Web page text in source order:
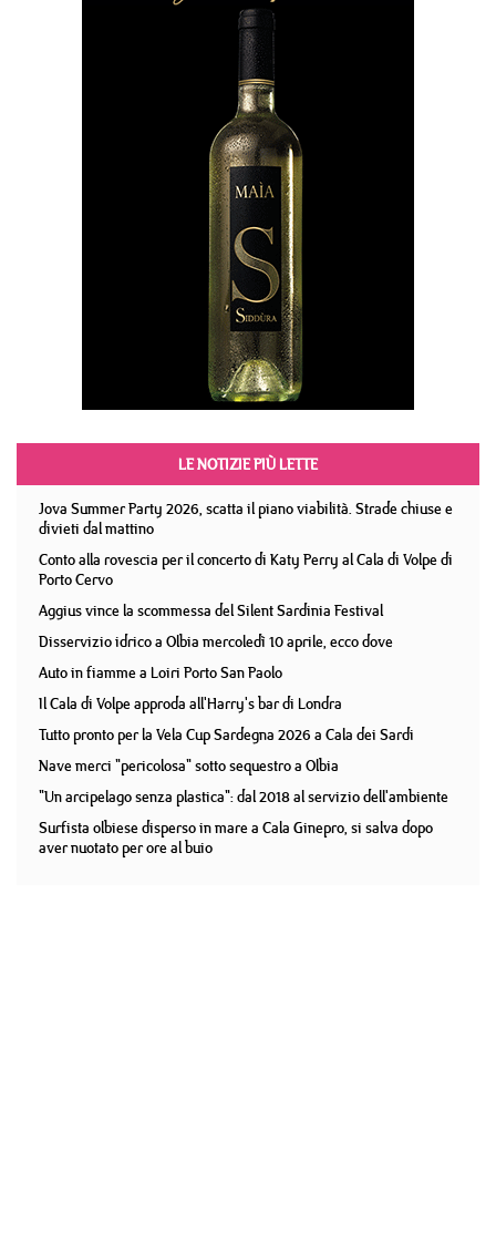
LE NOTIZIE PIÙ LETTE
Jova Summer Party 2026, scatta il piano viabilità. Strade chiuse e
divieti dal mattino
Conto alla rovescia per il concerto di Katy Perry al Cala di Volpe di
Porto Cervo
Aggius vince la scommessa del Silent Sardinia Festival
Disservizio idrico a Olbia mercoledì 10 aprile, ecco dove
Auto in fiamme a Loiri Porto San Paolo
Il Cala di Volpe approda all'Harry's bar di Londra
Tutto pronto per la Vela Cup Sardegna 2026 a Cala dei Sardi
Nave merci "pericolosa" sotto sequestro a Olbia
"Un arcipelago senza plastica": dal 2018 al servizio dell'ambiente
Surfista olbiese disperso in mare a Cala Ginepro, si salva dopo
aver nuotato per ore al buio